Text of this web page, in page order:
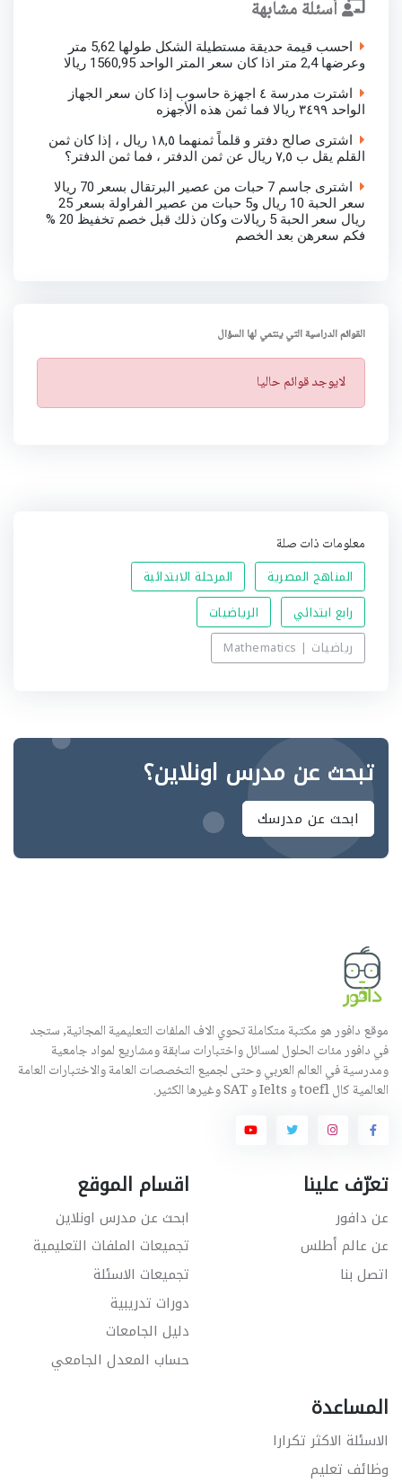
أسئلة مشابهة
احسب قيمة حديقة مستطيلة الشكل طولها 5,62 متر
وعرضها 2,4 متر اذا كان سعر المتر الواحد 1560,95 ريالا
اشترت مدرسة ٤ اجهزة حاسوب إذا كان سعر الجهاز
الواحد ٣٤٩٩ ريالا فما ثمن هذه الأجهزه
اشترى صالح دفتر و قلماً ثمنهما ١٨,٥ ريال ، إذا كان ثمن
القلم يقل ب ٧,٥ ريال عن ثمن الدفتر ، فما ثمن الدفتر؟
اشترى جاسم 7 حبات من عصير البرتقال بسعر 70 ريالا
سعر الحبة 10 ريال و5 حبات من عصير الفراولة بسعر 25
ريال سعر الحبة 5 ريالات وكان ذلك قبل خصم تخفيظ 20 %
فكم سعرهن بعد الخصم
القوائم الدراسية التي ينتمي لها السؤال
ت
ن
لايوجد قوائم حاليا
معلومات ذات صلة
المناهج المصرية
المرحلة الابتدائية
رابع ابتدائي
الرياضيات
رياضيات | Mathematics
تبحث عن مدرس اونلاين؟
ابحث عن مدرسك
موقع دافور هو مكتبة متكاملة تحوي الاف الملفات التعليمية المجانية, ستجد
في دافور مئات الحلول لمسائل واختبارات سابقة ومشاريع لمواد جامعية
ومدرسية في العالم العربي وحتى لجميع التخصصات العامة والاختبارات العامة
العالمية كال toefl و Ielts و SAT وغيرها الكثير.
تعرّف علينا
عن دافور
عن عالم أطلس
اتصل بنا
اقسام الموقع
ابحث عن مدرس اونلاين
تجميعات الملفات التعليمية
تجميعات الاسئلة
دورات تدريبية
دليل الجامعات
حساب المعدل الجامعي
المساعدة
الاسئلة الاكثر تكرارا
وظائف تعليم